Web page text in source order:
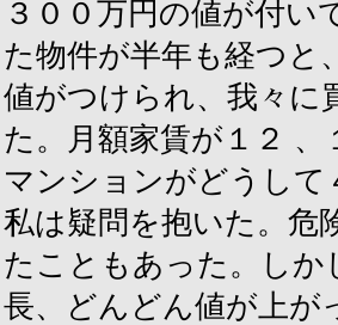
３００万円の値が付い
た物件が半年も経つと
値がつけられ、我々に
た。月額家賃が１２
マンションがどうして
私は疑問を抱いた。危
たこともあった。しか
長、どんどん値が上が